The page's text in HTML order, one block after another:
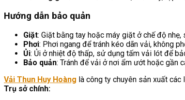
Hướng dẫn bảo quản
Giặt: Giặt bằng tay hoặc máy giặt ở chế độ
Phơi: Phơi ngang để tránh kéo dãn vải, không
Ủi: Ủi ở nhiệt độ thấp, sử dụng tấm vải lót để
Bảo quản: Tránh để vải ở nơi ẩm ướt hoặc gần
Vải Thun Huy Hoàng là công ty chuyên sản xuất các
Trụ sở chính: